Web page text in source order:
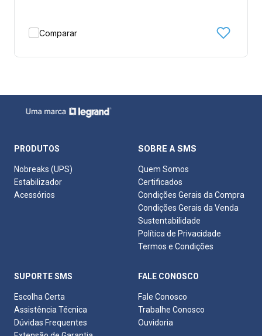
Comparar
PRODUTOS
Nobreaks (UPS)
Estabilizador
Acessórios
SOBRE A SMS
Quem Somos
Certificados
Condições Gerais da Compra
Condições Gerais da Venda
Sustentabilidade
Política de Privacidade
Termos e Condições
SUPORTE SMS
Escolha Certa
Assistência Técnica
Dúvidas Frequentes
FALE CONOSCO
Fale Conosco
Trabalhe Conosco
Ouvidoria